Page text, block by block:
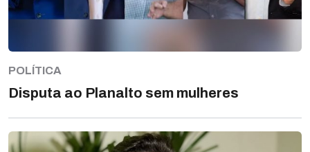
POLÍTICA
Disputa ao Planalto sem mulheres